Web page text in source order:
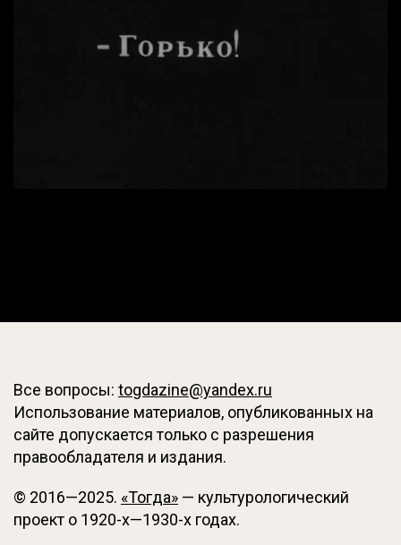
Все вопросы: togdazine@yandex.ru
Использование материалов, опубликованных на
сайте допускается только с разрешения
правообладателя и издания.
© 2016—2025. «Тогда» — культурологический
проект о 1920-х—1930-х годах.